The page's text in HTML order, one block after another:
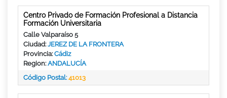
Centro Privado de Formación Profesional a Distancia
Formación Universitaria
Calle Valparaíso 5
Ciudad:JEREZ DE LA FRONTERA
Provincia:Cádiz
Region:ANDALUCÍA
Código Postal:41013